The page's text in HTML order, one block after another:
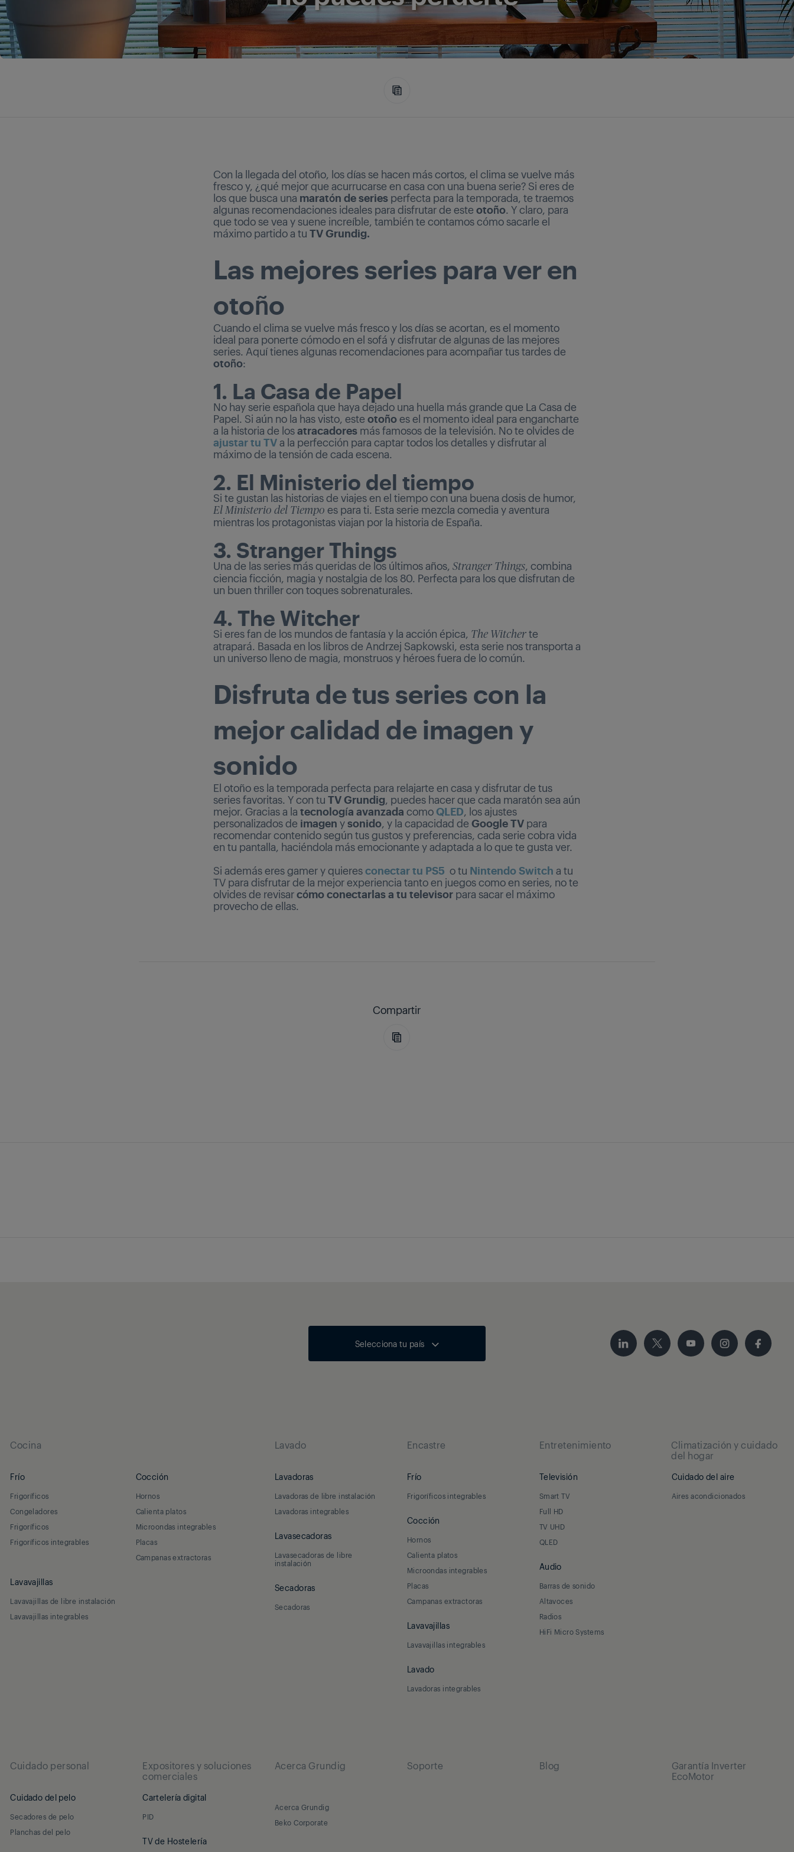
Con la llegada del otoño, los días se hacen más cortos, el clima se vuelve más
fresco y, ¿qué mejor que acurrucarse en casa con una buena serie? Si eres de
los que busca una maratón de seriesperfecta para la temporada, te traemos
algunas recomendaciones ideales para disfrutar de este otoño. Y claro, para
que todo se vea y suene increíble, también te contamos cómo sacarle el
máximo partido a tu TV Grundig.
Las mejores series para ver en
otoño
Cuando el clima se vuelve más fresco y los días se acortan, es el momento
ideal para ponerte cómodo en el sofá y disfrutar de algunas de las mejores
series. Aquí tienes algunas recomendaciones para acompañar tus tardes de
otoño:
1. La Casa de Papel
No hay serie española que haya dejado una huella más grande que La Casa de
Papel. Si aún no la has visto, este otoñoes el momento ideal para engancharte
a la historia de losatracadoresmás famosos de la televisión. No te olvides de
ajustar tu TVa la perfección para captar todos los detalles y disfrutar al
máximo de la tensión de cada escena.
2. El Ministerio del tiempo
Si te gustan las historias de viajes en el tiempo con una buena dosis de humor,
El Ministerio del Tiempo es para ti. Esta serie mezcla comedia y aventura
mientras los protagonistas viajan por la historia de España.
3. Stranger Things
Una de las series más queridas de los últimos años, Stranger Things, combina
ciencia ficción, magia y nostalgia de los 80. Perfecta para los que disfrutan de
un buen thriller con toques sobrenaturales.
4. The Witcher
Si eres fan de los mundos de fantasía y la acción épica, The Witcherte
atrapará. Basada en los libros de Andrzej Sapkowski, esta serie nos transporta a
un universo lleno de magia, monstruos y héroes fuera de lo común.
Disfruta de tus series con la
mejor calidad de imagen y
sonido
El otoño es la temporada perfecta para relajarte en casa y disfrutar de tus
series favoritas. Y con tu TV Grundig , puedes hacer que cada maratón sea aún
mejor. Gracias a la tecnología avanzada comoQLED , los ajustes
personalizados de imagen ysonido, y la capacidad de Google TV para
recomendar contenido según tus gustos y preferencias, cada serie cobra vida
en tu pantalla, haciéndola más emocionante y adaptada a lo que te gusta ver.
Si además eres gamer y quieresconectar tu PS5 o tu Nintendo Switch a tu
TV para disfrutar de la mejor experiencia tanto en juegos como en series, no te
olvides de revisarcómo conectarlas a tu televisorpara sacar el máximo
provecho de ellas.
Compartir
Selecciona tu país
Cocina
Frío
Frigoríficos
Congeladores
Frigoríficos
Frigoríficos integrables
Cocción
Hornos
Calienta platos
Microondas integrables
Placas
Campanas extractoras
Lavavajillas
Lavavajillas de libre instalación
Lavavajillas integrables
Lavado
Lavadoras
Lavadoras de libre instalación
Lavadoras integrables
Lavasecadoras
Lavasecadoras de libre
instalación
Secadoras
Secadoras
Encastre
Frío
Frigoríficos integrables
Cocción
Hornos
Calienta platos
Microondas integrables
Placas
Campanas extractoras
Lavavajillas
Lavavajillas integrables
Lavado
Lavadoras integrables
Entretenimiento
Televisión
Smart TV
Full HD
TV UHD
QLED
Audio
Barras de sonido
Altavoces
Radios
HiFi Micro Systems
Climatización y cuidado
del hogar
Cuidado del aire
Aires acondicionados
Cuidado personal
Cuidado del pelo
Secadores de pelo
Planchas del pelo
Expositores y soluciones
comerciales
Cartelería digital
PID
TV de Hostelería
Acerca Grundig
Acerca Grundig
Beko Corporate
Soporte Blog
Garantía Inverter
EcoMotor